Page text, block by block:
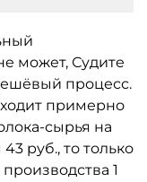
может, Судите
процесс.
примерно
сырья на
руб., то только
1